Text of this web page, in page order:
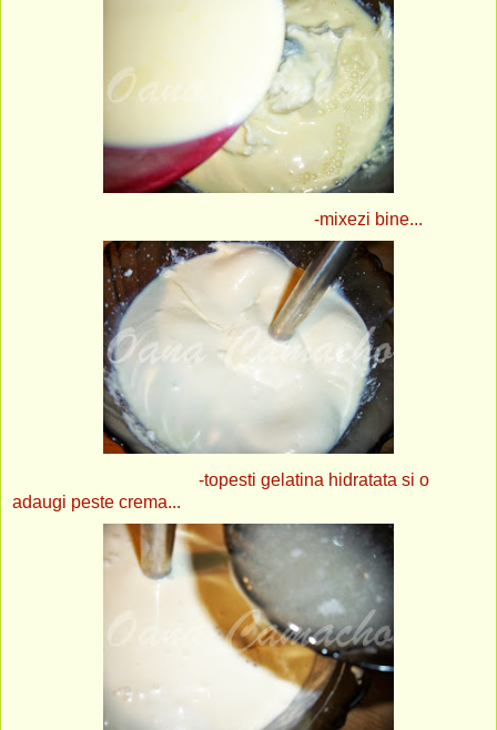
-mixezi bine...
-topesti gelatina hidratata si o
adaugi peste crema...